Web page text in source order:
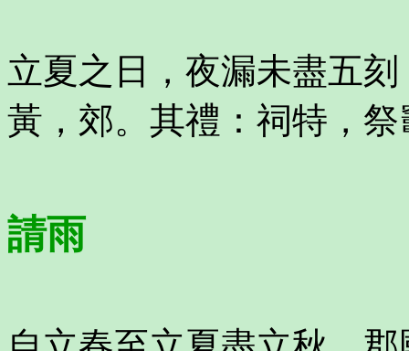
立夏之日，夜漏未盡五
黃，郊。其禮：祠特，祭
請雨